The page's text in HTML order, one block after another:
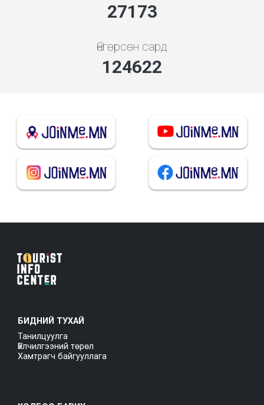
29264
Өнгөрсөн сард
134209
БИДНИЙ ТУХАЙ
Танилцуулга
Үйлчилгээний төрөл
Хамтрагч байгууллага